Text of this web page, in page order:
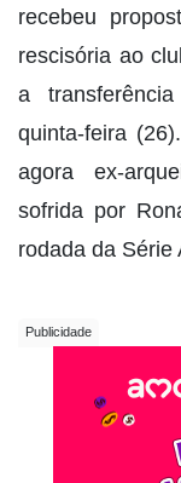
recebeu
rescisória ao
a
quinta-feira
agora ex-
sofrida por
rodada da Série